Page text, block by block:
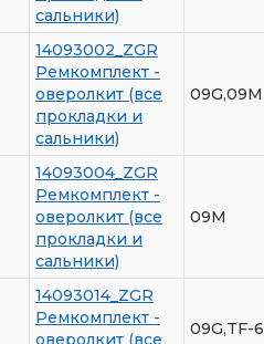
сальники)
14093002_ZGR
Ремкомплект -
оверолкит (все
прокладки и
сальники)
09G,09M
14093004_ZGR
Ремкомплект -
оверолкит (все
прокладки и
сальники)
09M
14093014_ZGR
Ремкомплект -
оверолкит (все
09G,TF-